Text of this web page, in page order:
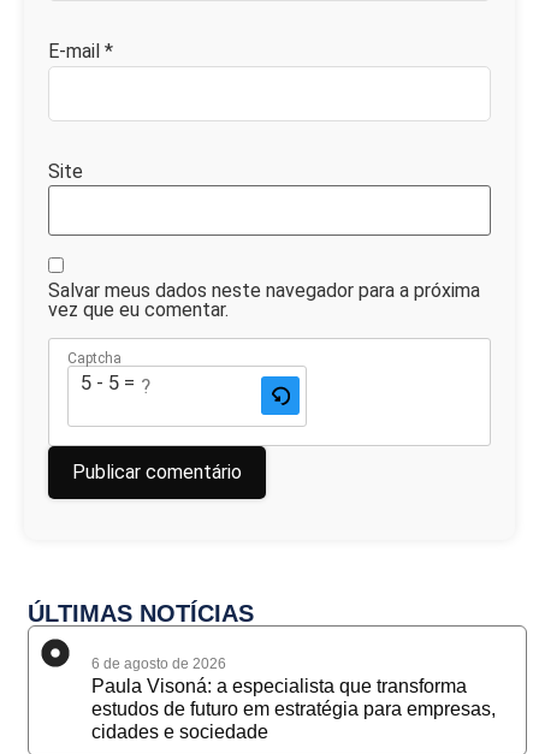
E-mail *
Site
Salvar meus dados neste navegador para a próxima
vez que eu comentar.
Captcha
5 - 5 = ?
ÚLTIMAS NOTÍCIAS
6 de agosto de 2026
Paula Visoná: a especialista que transforma
estudos de futuro em estratégia para empresas,
cidades e sociedade